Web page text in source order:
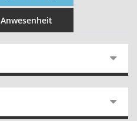
Anwesenheit